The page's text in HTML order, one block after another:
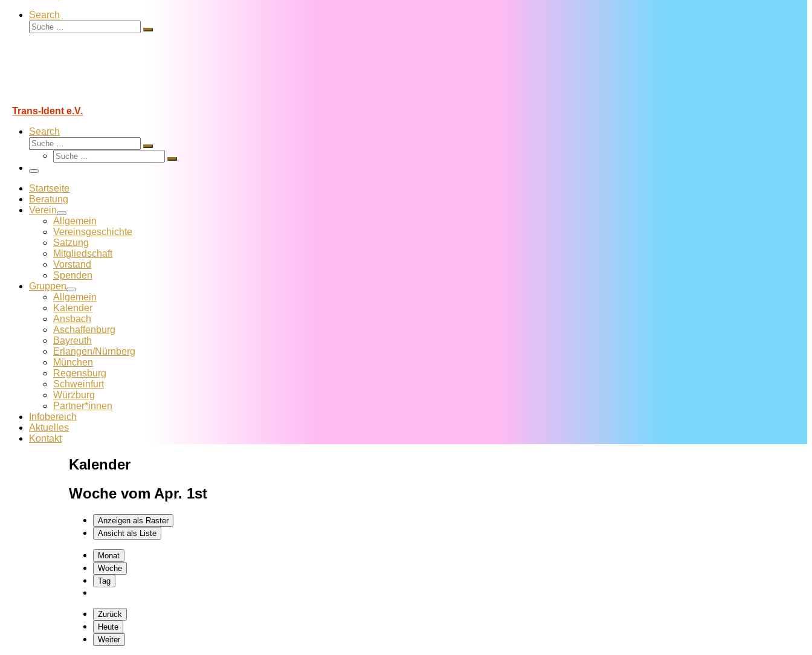
Search
Suche
Suche
Trans-Ident e.V.
Search
Suche
Suche
Suche
Suche
Menü
Startseite
Beratung
Verein
Allgemein
Vereins­geschichte
Satzung
Mitglied­schaft
Vorstand
Spenden
Gruppen
Allgemein
Kalender
Ansbach
Aschaffenburg
Bayreuth
Erlangen/Nürnberg
München
Regensburg
Schweinfurt
Würzburg
Partner*innen
Infobereich
Aktuelles
Kontakt
Kalender
Woche vom Apr. 1st
Anzeigen als Raster
Ansicht als Liste
Monat
Woche
Tag
Zurück
Heute
Weiter